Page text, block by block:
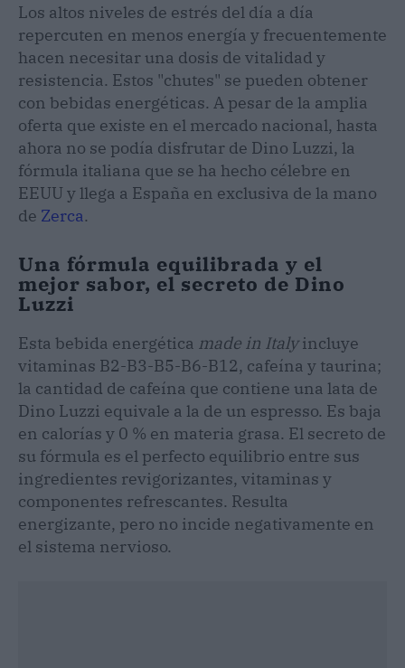
Los altos niveles de estrés del día a día
repercuten en menos energía y frecuentemente
hacen necesitar una dosis de vitalidad y
resistencia. Estos "chutes" se pueden obtener
con bebidas energéticas. A pesar de la amplia
oferta que existe en el mercado nacional, hasta
ahora no se podía disfrutar de Dino Luzzi, la
fórmula italiana que se ha hecho célebre en
EEUU y llega a España en exclusiva de la mano
de Zerca.
Una fórmula equilibrada y el
mejor sabor, el secreto de Dino
Luzzi
Esta bebida energética made in Italyincluye
vitaminas B2-B3-B5-B6-B12, cafeína y taurina;
la cantidad de cafeína que contiene una lata de
Dino Luzzi equivale a la de un espresso. Es baja
en calorías y 0 % en materia grasa. El secreto de
su fórmula es el perfecto equilibrio entre sus
ingredientes revigorizantes, vitaminas y
componentes refrescantes. Resulta
energizante, pero no incide negativamente en
el sistema nervioso.